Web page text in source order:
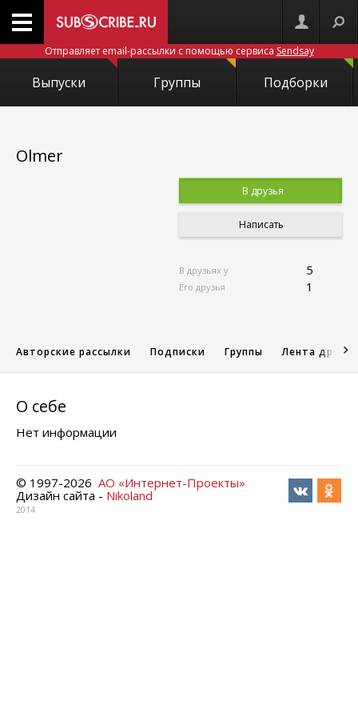
Отправляет email-рассылки с помощью сервиса Sendsay
Выпуски Группы Подборки
Olmer
В друзья
Написать
В друзьях у 5
Его друзья 1
Авторские рассылки Подписки Группы Лента друзей
О себе
Нет информации
© 1997-2026 АО «Интернет-Проекты»
Дизайн сайта - Nikoland
2014